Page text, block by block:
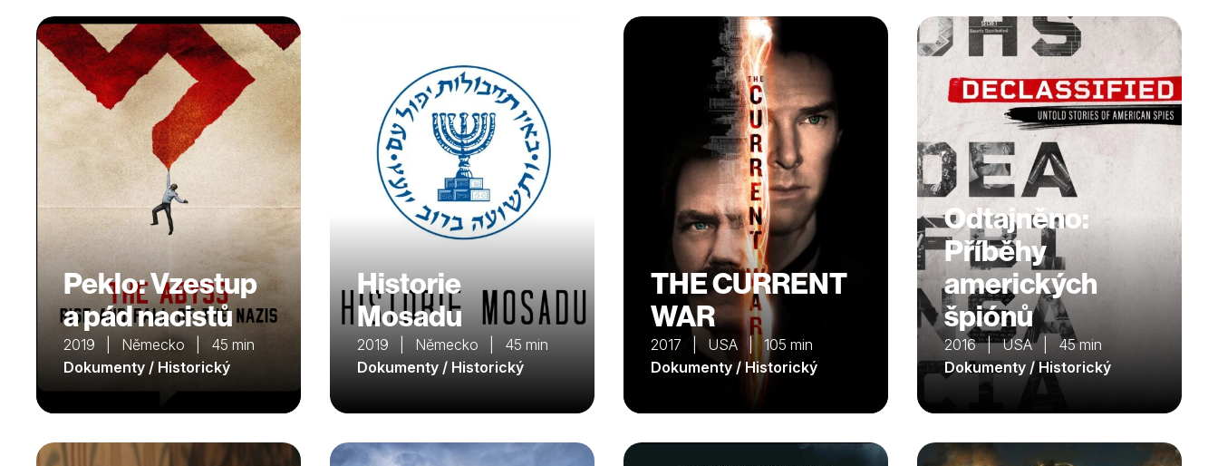
Peklo: Vzestup
a pád nacistů
2019 | Německo | 45 min
Dokumenty / Historický
Historie
Mosadu
2019 | Německo | 45 min
Dokumenty / Historický
THE CURRENT
WAR
2017 | USA | 105 min
Dokumenty / Historický
Odtajněno:
Příběhy
amerických
špiónů
2016 | USA | 45 min
Dokumenty / Historický